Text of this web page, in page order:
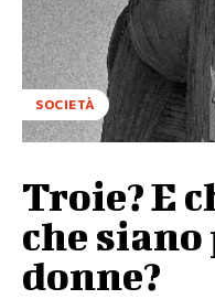
SOCIETÀ
Troie? E
che
donne?